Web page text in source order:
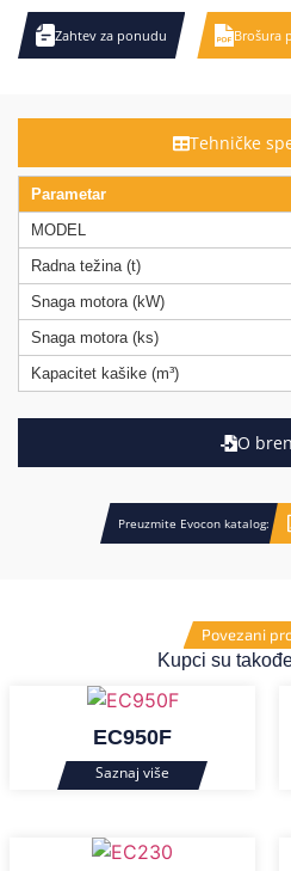
Zahtev za ponudu Brošura
Tehničke
O
Parametar
MODEL
Radna težina (t)
Snaga motora (kW)
Snaga motora (ks)
Kapacitet kašike (m³)
Preuzmite Evocon katalog:
Povezani
Kupci su
EC950F